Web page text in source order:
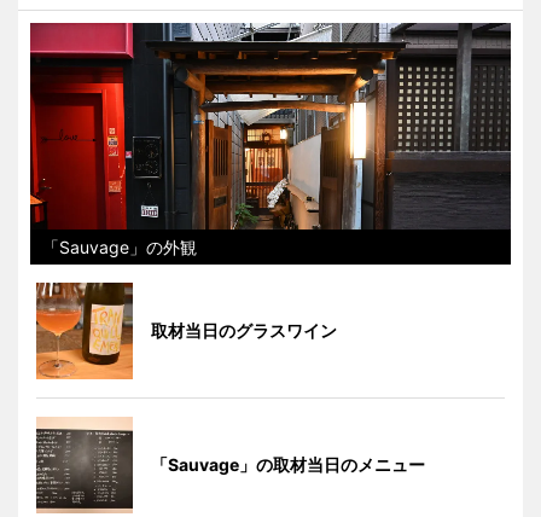
「Sauvage」の外観
取材当日のグラスワイン
「Sauvage」の取材当日のメニュー